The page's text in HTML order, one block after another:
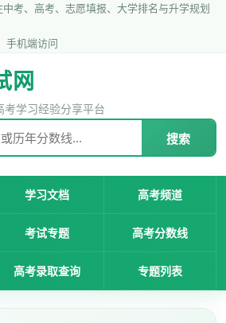
考、高考、志愿填报、大学排名与升学规划
手机端访问
网
考学习经验分享平台
搜索
学习文档 高考频道
考试专题 高考分数线
高考录取查询 专题列表